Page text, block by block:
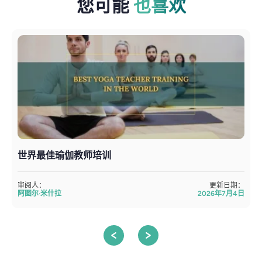
您可能 也喜欢
世界最佳瑜伽教师培训
审阅人：
阿图尔·米什拉
更新日期：
2026年7月4日